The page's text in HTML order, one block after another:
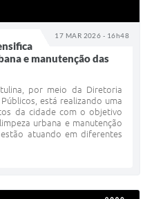
17 MAR 2026 - 16h48
e manutenção das
por meio da Diretoria
está realizando uma
da cidade com o objetivo
urbana e manutenção
atuando em diferentes